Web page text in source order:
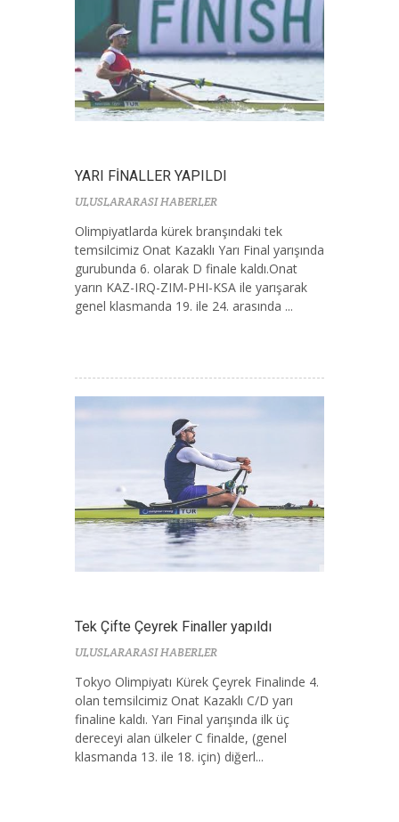
YARI FİNALLER YAPILDI
ULUSLARARASI HABERLER
Olimpiyatlarda kürek branşındaki tek
temsilcimiz Onat Kazaklı Yarı Final yarışında
gurubunda 6. olarak D finale kaldı.Onat
yarın KAZ-IRQ-ZIM-PHI-KSA ile yarışarak
genel klasmanda 19. ile 24. arasında ...
Tek Çifte Çeyrek Finaller yapıldı
ULUSLARARASI HABERLER
Tokyo Olimpiyatı Kürek Çeyrek Finalinde 4.
olan temsilcimiz Onat Kazaklı C/D yarı
finaline kaldı. Yarı Final yarışında ilk üç
dereceyi alan ülkeler C finalde, (genel
klasmanda 13. ile 18. için) diğerl...